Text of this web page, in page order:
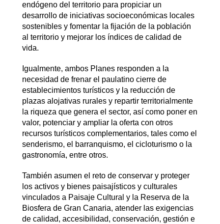
endógeno del territorio para propiciar un
desarrollo de iniciativas socioeconómicas locales
sostenibles y fomentar la fijación de la población
al territorio y mejorar los índices de calidad de
vida.
Igualmente, ambos Planes responden a la
necesidad de frenar el paulatino cierre de
establecimientos turísticos y la reducción de
plazas alojativas rurales y repartir territorialmente
la riqueza que genera el sector, así como poner en
valor, potenciar y ampliar la oferta con otros
recursos turísticos complementarios, tales como el
senderismo, el barranquismo, el cicloturismo o la
gastronomía, entre otros.
También asumen el reto de conservar y proteger
los activos y bienes paisajísticos y culturales
vinculados a Paisaje Cultural y la Reserva de la
Biosfera de Gran Canaria, atender las exigencias
de calidad, accesibilidad, conservación, gestión e